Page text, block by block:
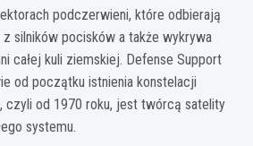
podczerwieni, które odbierają
z silników pocisków a także wykrywa
całej kuli ziemskiej. Defense Support
od początku istnienia konstelacji
czyli od 1970 roku, jest twórcą satelity
systemu.